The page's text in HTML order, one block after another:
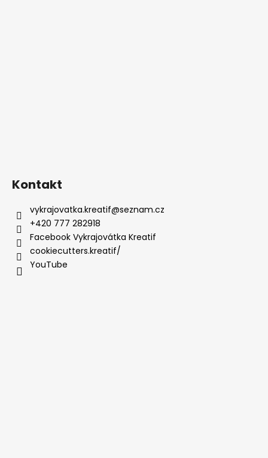
Kontakt
vykrajovatka.kreatif@seznam.cz
+420 777 282918
Facebook Vykrajovátka Kreatif
cookiecutters.kreatif/
YouTube